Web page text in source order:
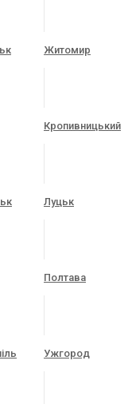
Житомир
Кропивницький
Луцьк
Полтава
Ужгород